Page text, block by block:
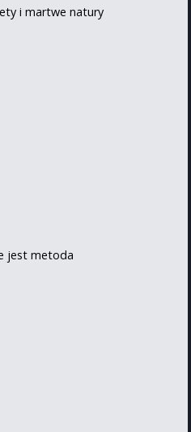
i martwe natury
jest metoda